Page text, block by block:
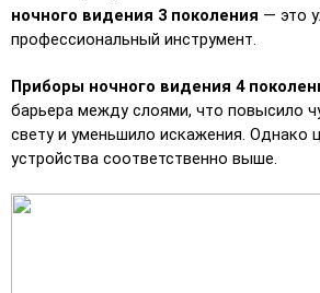
ночного видения 3 поколения — это
профессиональный инструмент.
Приборы ночного видения 4
барьера между слоями, что повысило
свету и уменьшило искажения. Однако
устройства соответственно выше.